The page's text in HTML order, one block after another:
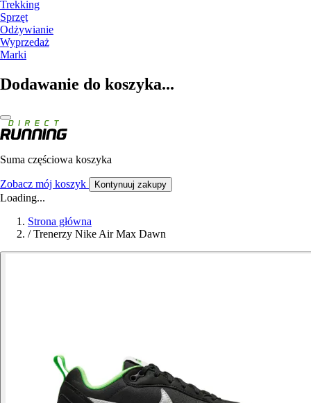
Trekking
Sprzęt
Odżywianie
Wyprzedaż
Marki
Dodawanie do koszyka...
Suma częściowa koszyka
Zobacz mój koszyk Kontynuuj zakupy
Loading...
Strona główna
/ Trenerzy Nike Air Max Dawn